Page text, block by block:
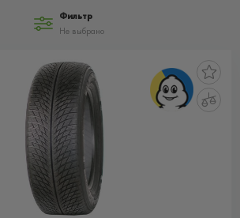
Фильтр
Не выбрано